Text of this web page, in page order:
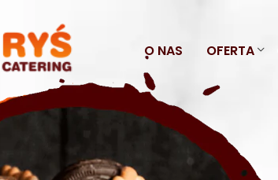
O NAS OFERTA